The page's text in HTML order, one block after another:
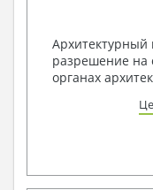
Архитектурный
разрешение на
органах